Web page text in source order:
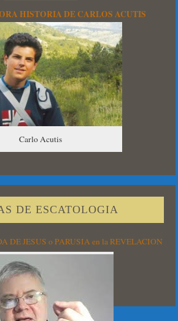
HISTORIA DE CARLOS ACUTIS
Carlo Acutis
DE ESCATOLOGIA
DE JESUS o PARUSIA en la REVELACION